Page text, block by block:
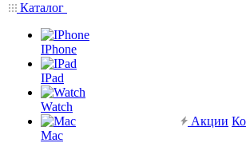
Каталог
IPhone
IPad
Watch
Mac
Акции